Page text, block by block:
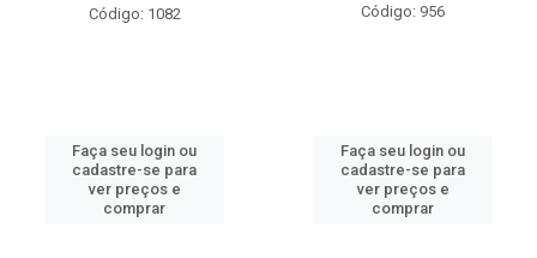
Código: 1082
Faça seu login ou
cadastre-se para
ver preços e
comprar
Código: 956
Faça seu login ou
cadastre-se para
ver preços e
comprar